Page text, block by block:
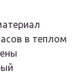
в теплом